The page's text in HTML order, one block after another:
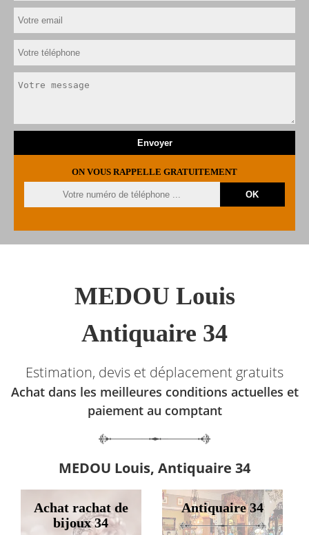
ON VOUS RAPPELLE GRATUITEMENT
MEDOU Louis
Antiquaire 34
Estimation, devis et déplacement gratuits
Achat dans les meilleures conditions actuelles et
paiement au comptant
MEDOU Louis, Antiquaire 34
Achat rachat de
bijoux 34
Antiquaire 34